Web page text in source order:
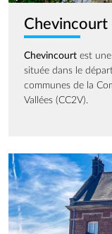
Chevincourt
Chevincourt est
située dans le
communes de la
Vallées (CC2V).
Image